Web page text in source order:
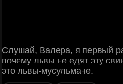
Слушай, Валера, я первый
почему львы не едят эту
это львы-мусульмане.